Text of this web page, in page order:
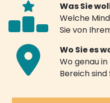
Was Sie
Welche
Sie von
Wo Sie es
Wo genau
Bereich sind